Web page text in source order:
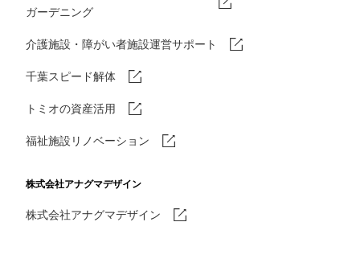
ガーデニング
介護施設・障がい者施設運営サポート
千葉スピード解体
トミオの資産活用
福祉施設リノベーション
株式会社アナグマデザイン
株式会社アナグマデザイン